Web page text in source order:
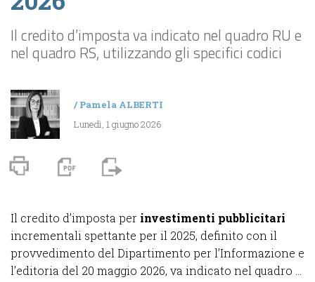
Il credito d’imposta va indicato nel quadro RU e
nel quadro RS, utilizzando gli specifici codici
/Pamela ALBERTI
Lunedì, 1 giugno 2026
Il credito d’imposta per investimenti pubblicitari
incrementali spettante per il 2025, definito con il
provvedimento del Dipartimento per l’Informazione e
l’editoria del 20 maggio 2026, va indicato nel quadro ...